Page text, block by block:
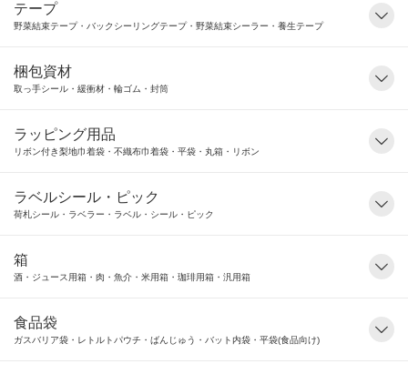
テープ
野菜結束テープ・バックシーリングテープ・野菜結束シーラー・養生テープ
梱包資材
取っ手シール・緩衝材・輪ゴム・封筒
ラッピング用品
リボン付き梨地巾着袋・不織布巾着袋・平袋・丸箱・リボン
ラベルシール・ピック
荷札シール・ラベラー・ラベル・シール・ピック
箱
酒・ジュース用箱・肉・魚介・米用箱・珈琲用箱・汎用箱
食品袋
ガスバリア袋・レトルトパウチ・ばんじゅう・バット内袋・平袋(食品向け)